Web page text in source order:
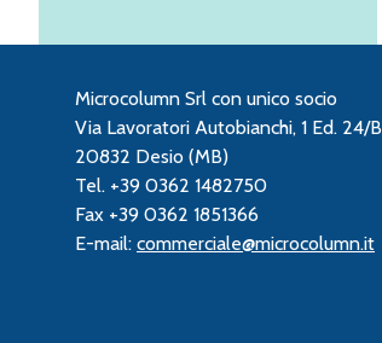
Microcolumn Srl con unico socio
Via Lavoratori Autobianchi, 1 Ed. 24/B
20832 Desio (MB)
Tel. +39 0362 1482750
Fax +39 0362 1851366
E-mail: commerciale@microcolumn.it